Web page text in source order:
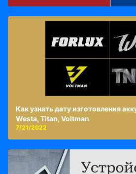
Как узнать дату изготовления
Westa, Titan, Voltman
7/21/2022